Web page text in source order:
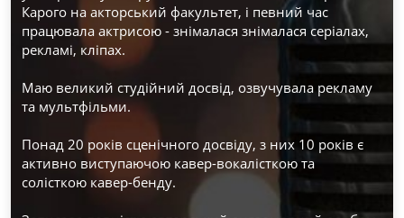
Карого на акторський факультет, і певний час
працювала актрисою - знімалася знімалася серіалах,
рекламі, кліпах.
Маю великий студійний досвід, озвучувала рекламу
та мультфільми.
Понад 20 років сценічного досвіду, з них 10 років є
активно виступаючою кавер-вокалісткою та
солісткою кавер-бенду.